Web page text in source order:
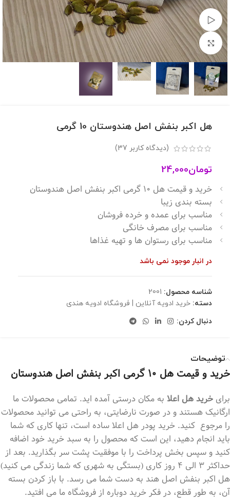
مشاهده ویدئو
برای بزرگنمایی کلیک کنید
هل اکبر بنفش اصل هندوستان 10 گرمی
(دیدگاه کاربر 37
)
تومان24,000
خرید و قیمت هل ۱۰ گرمی اکبر بنفش اصل هندوستان
بسته بندی زیبا
مناسب برای عمده و خرده فروشان
مناسب برای مصرف خانگی
مناسب برای رستوان ها و تهیه غذاها
در انبار موجود نمی باشد
شناسه محصول: 2001
دسته: خرید ادویه آنلاین | فروشگاه ادویه هندی
دنبال کردن:
توضیحات
خرید و قیمت هل ۱۰ گرمی اکبر بنفش اصل هندوستان
برای خرید هل اعلا به مکان درستی آمده اید. تمامی محصولات ما
ارگانیک هستند و در صورت نارضایتی، به راحتی می توانید محصولات
را مرجوع کنید. خرید پودر هل اعلا ساده است، تنها کاری که شما
باید انجام دهید، این است که محصول را به سبد خرید خود اضافه
کنید و سپس بخش پرداخت را با موفقیت پشت سر بگذارید. بعد از
حداکثر 3 الی 4 روز کاری (بستگی به شهری که شما زندگی می کنید)
هل اکبر بنفش اصل هند به دست شما می رسد. با باز کردن بسته
آن، به طور قطع، در فکر خرید دوباره از فروشگاه ما می افتید.